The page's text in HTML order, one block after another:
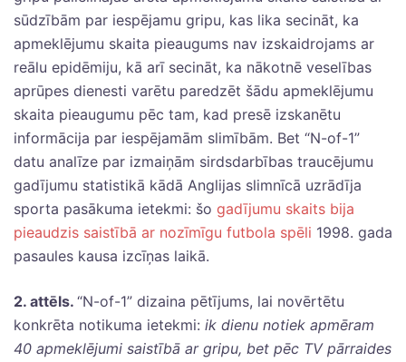
sūdzībām par iespējamu gripu, kas lika secināt, ka
apmeklējumu skaita pieaugums nav izskaidrojams ar
reālu epidēmiju, kā arī secināt, ka nākotnē veselības
aprūpes dienesti varētu paredzēt šādu apmeklējumu
skaita pieaugumu pēc tam, kad presē izskanētu
informācija par iespējamām slimībām. Bet “N-of-1”
datu analīze par izmaiņām sirdsdarbības traucējumu
gadījumu statistikā kādā Anglijas slimnīcā uzrādīja
sporta pasākuma ietekmi: šo gadījumu skaits bija
pieaudzis saistībā ar nozīmīgu futbola spēli 1998. gada
pasaules kausa izcīņas laikā.
2. attēls. “N-of-1” dizaina pētījums, lai novērtētu
konkrēta notikuma ietekmi: ik dienu notiek apmēram
40 apmeklējumi saistībā ar gripu, bet pēc TV pārraides